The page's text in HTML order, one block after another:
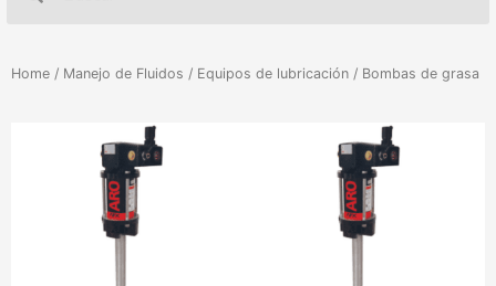
Home / Manejo de Fluidos / Equipos de lubricación / Bombas de grasa